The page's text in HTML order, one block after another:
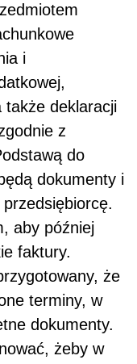
i
także deklaracji
z
do
dokumenty i
aby później
faktury.
że
terminy, w
dokumenty.
żeby w